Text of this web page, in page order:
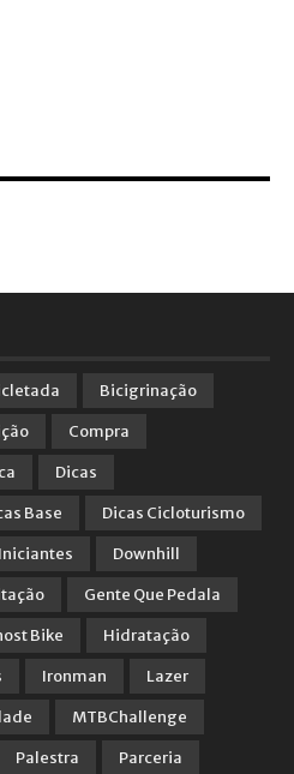
Bicigrinação
Compra
Dicas
Base
Dicas Cicloturismo
Downhill
Gente Que Pedala
Bike
Hidratação
Ironman
Lazer
MTBChallenge
Palestra
Parceria